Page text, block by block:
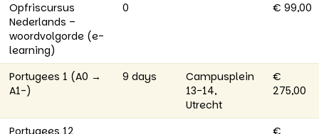
Opfriscursus
Nederlands –
woordvolgorde (e-
learning)
0 € 99,00
Portugees 1 (A0 →
A1-)
9 days
Campusplein
13-14,
Utrecht
€
275,00
Portugees 12
€